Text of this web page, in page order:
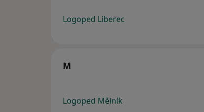
Logoped Liberec
M
Logoped Mělník